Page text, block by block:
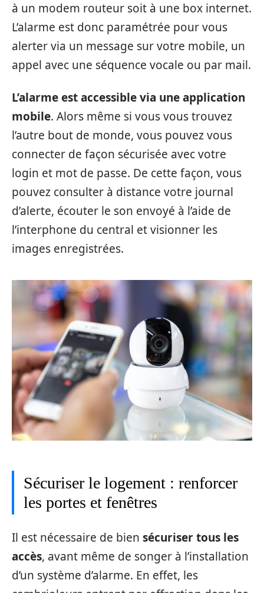
à un modem routeur soit à une box internet.
L’alarme est donc paramétrée pour vous
alerter via un message sur votre mobile, un
appel avec une séquence vocale ou par mail.
L’alarme est accessible via uneapplication
mobile. Alors même si vous vous trouvez
l’autre bout de monde, vous pouvez vous
connecter de façon sécurisée avec votre
login et mot de passe. De cette façon, vous
pouvez consulter à distance votre journal
d’alerte, écouter le son envoyé à l’aide de
l’interphone du central et visionner les
images enregistrées.
Sécuriser le logement : renforcer
les portes et fenêtres
Il est nécessaire de bien sécuriser tous les
accès, avant même de songer à l’installation
d’un système d’alarme. En effet, les